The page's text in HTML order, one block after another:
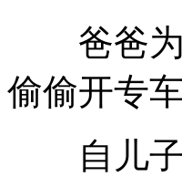
爸爸为
偷偷开专
自儿子